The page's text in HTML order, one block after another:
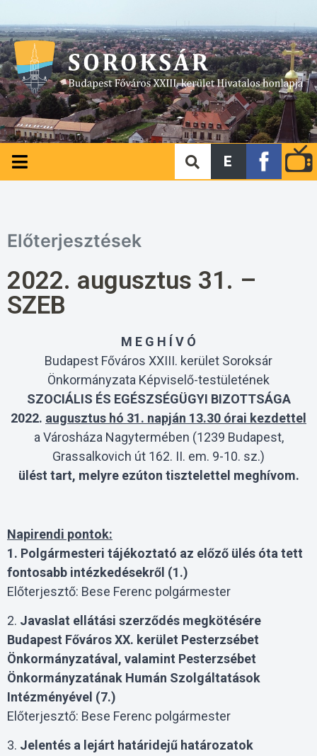
E
Előterjesztések
2022. augusztus 31. –
SZEB
M E G H Í V Ó
Budapest Főváros XXIII. kerület Soroksár
Önkormányzata Képviselő-testületének
SZOCIÁLIS ÉS EGÉSZSÉGÜGYI BIZOTTSÁGA
2022. augusztus hó 31. napján 13.30 órai kezdettel
a Városháza Nagytermében (1239 Budapest,
Grassalkovich út 162. II. em. 9-10. sz.)
ülést tart, melyre ezúton tisztelettel meghívom.
Napirendi pontok:
1. Polgármesteri tájékoztató az előző ülés óta tett
fontosabb intézkedésekről (1.)
Előterjesztő: Bese Ferenc polgármester
2. Javaslat ellátási szerződés megkötésére
Budapest Főváros XX. kerület Pesterzsébet
Önkormányzatával, valamint Pesterzsébet
Önkormányzatának Humán Szolgáltatások
Intézményével (7.)
Előterjesztő: Bese Ferenc polgármester
3. Jelentés a lejárt határidejű határozatok